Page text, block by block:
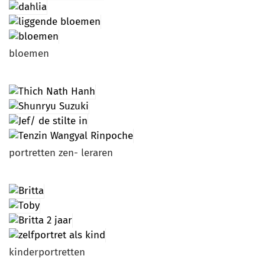
bloemen
portretten zen- leraren
kinderportretten